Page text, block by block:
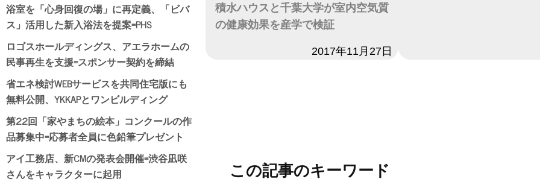
積水ハウスと千葉大学が室内空気質
の健康効果を産学で検証
2017年11月27日
この記事のキーワード
浴室を「心身回復の場」に再定義、「ビバ
ス」活用した新入浴法を提案=PHS
ロゴスホールディングス、アエラホームの
民事再生を支援=スポンサー契約を締結
省エネ検討WEBサービスを共同住宅版にも
無料公開、YKKAPとワンビルディング
第22回「家やまちの絵本」コンクールの作
品募集中=応募者全員に色鉛筆プレゼント
アイ工務店、新CMの発表会開催=渋谷凪咲
さんをキャラクターに起用